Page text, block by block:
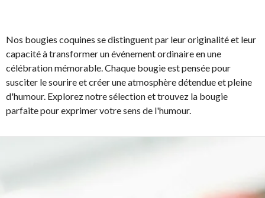
Nos bougies coquines se distinguent par leur originalité et leur
capacité à transformer un événement ordinaire en une
célébration mémorable. Chaque bougie est pensée pour
susciter le sourire et créer une atmosphère détendue et pleine
d'humour. Explorez notre sélection et trouvez la bougie
parfaite pour exprimer votre sens de l'humour.